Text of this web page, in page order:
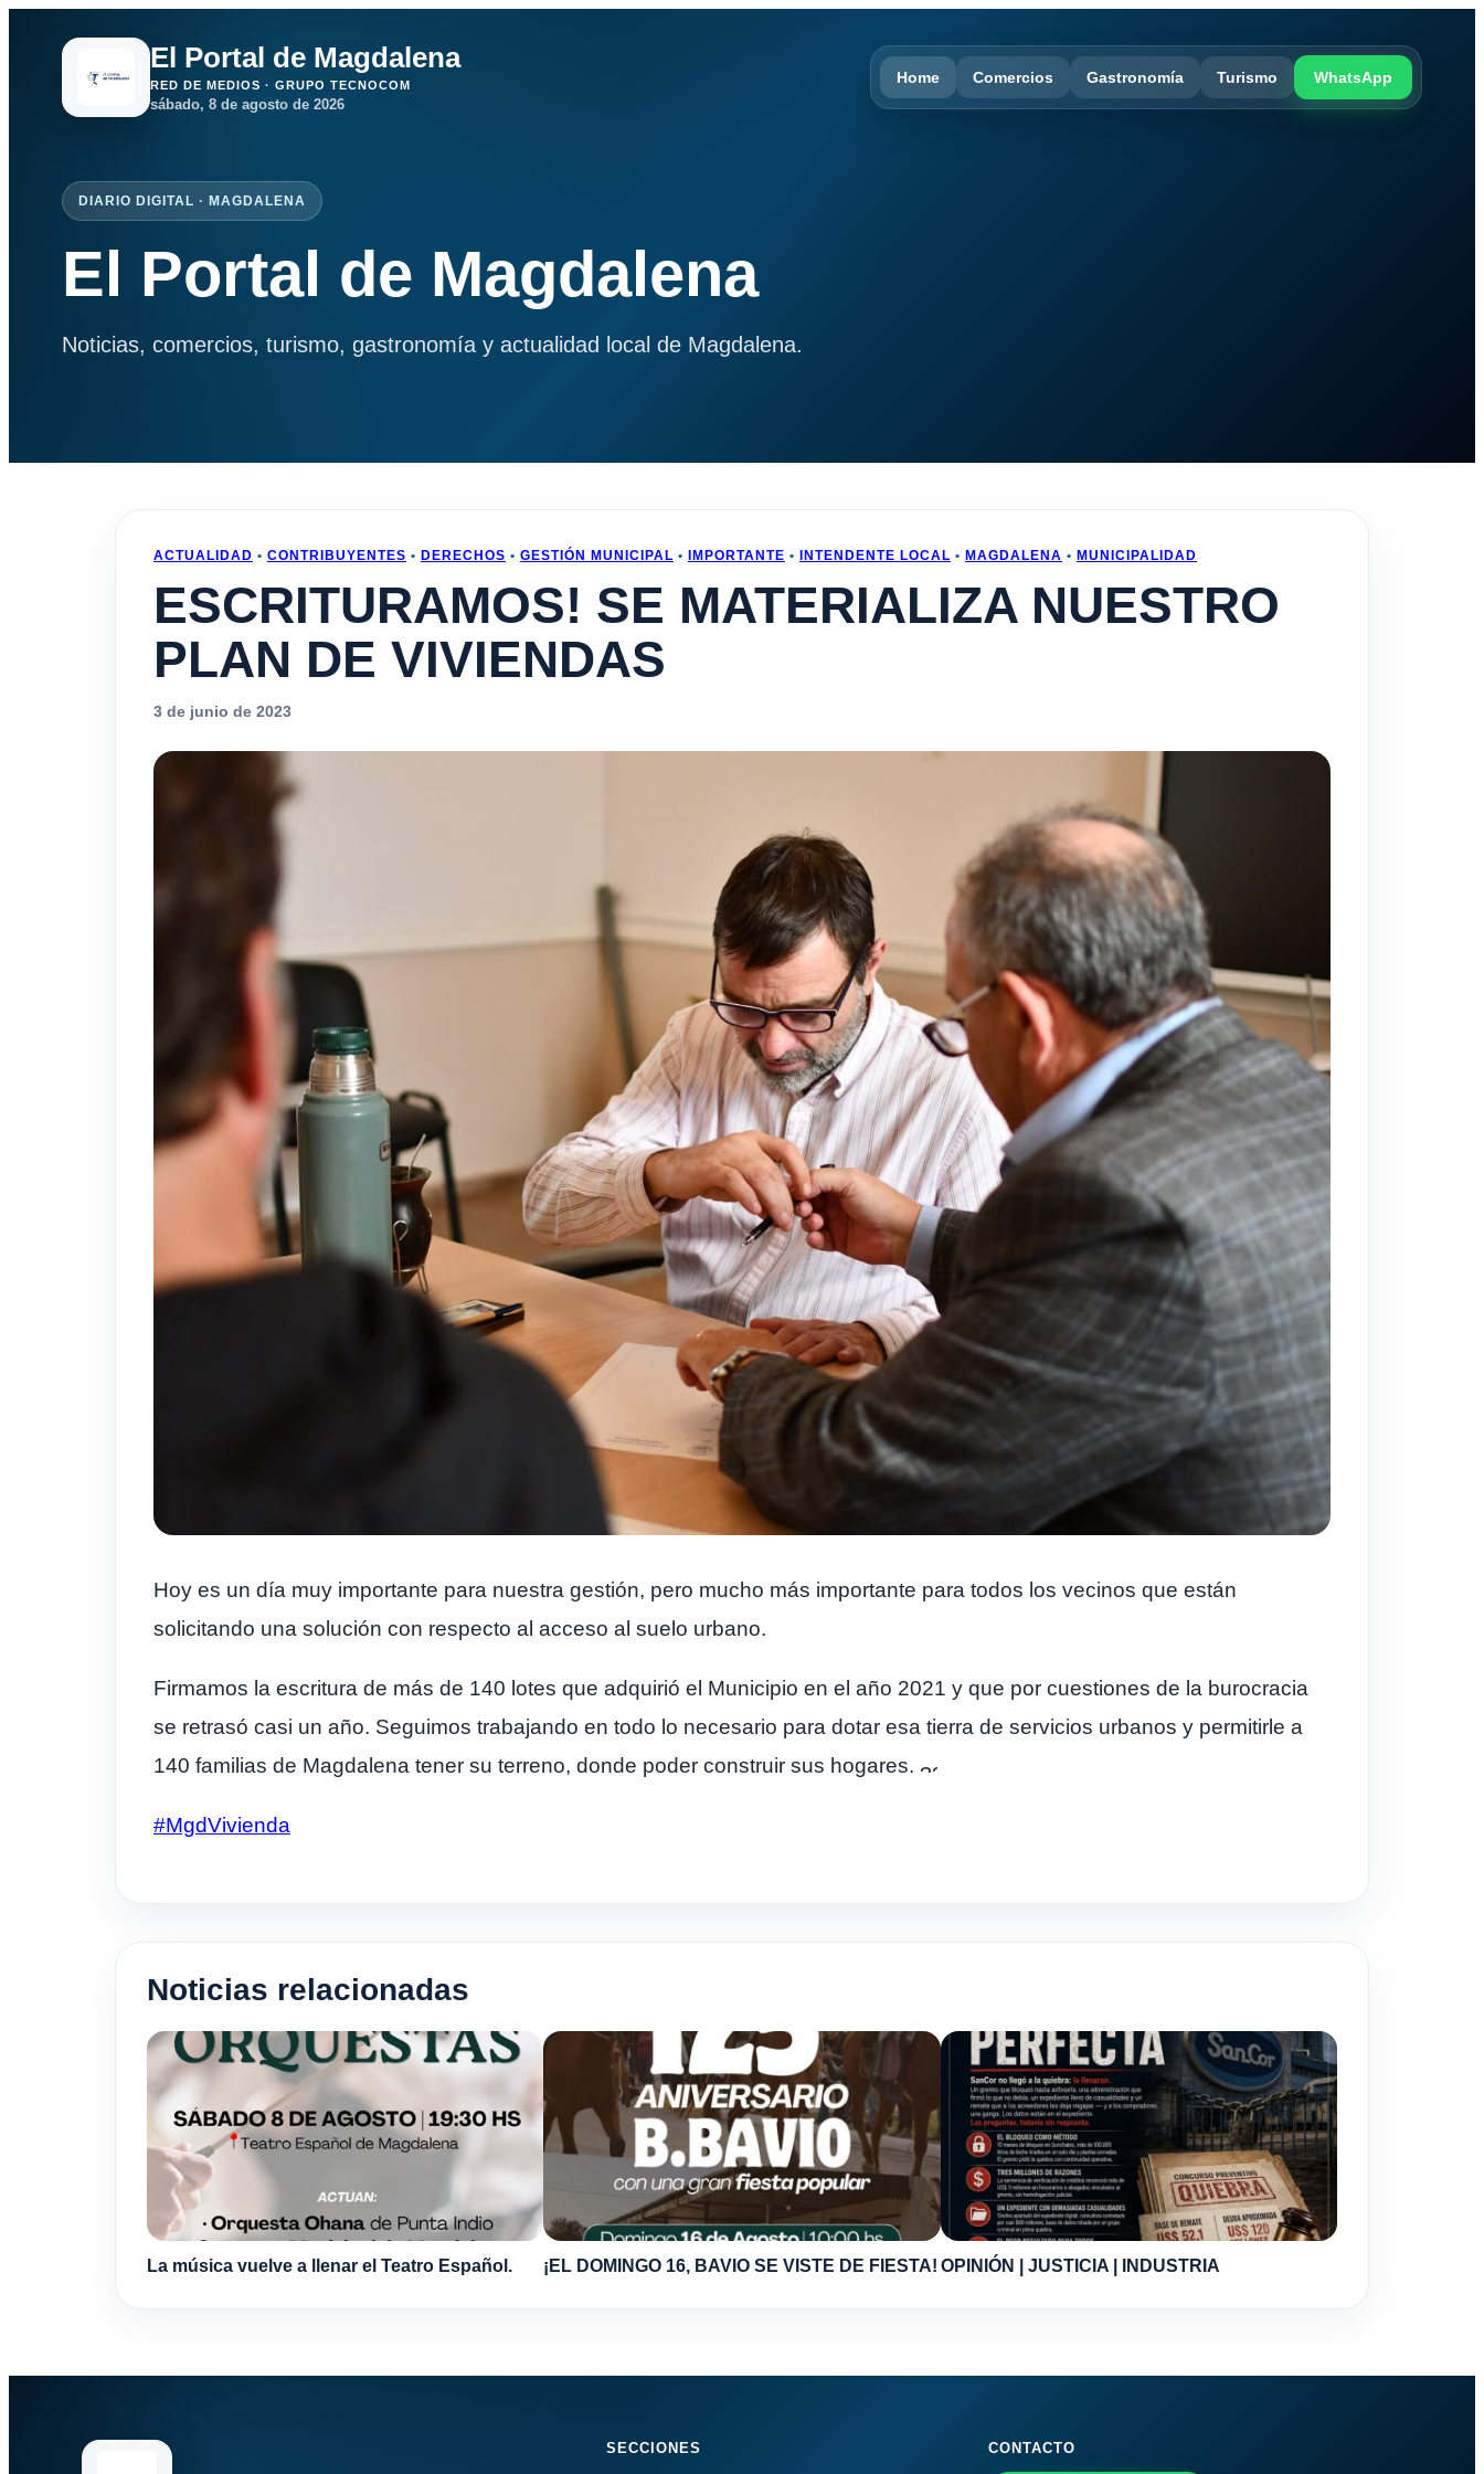
El Portal de Magdalena
RED DE MEDIOS · GRUPO TECNOCOM
sábado, 8 de agosto de 2026
Home Comercios Gastronomía Turismo WhatsApp
DIARIO DIGITAL · MAGDALENA
El Portal de Magdalena
Noticias, comercios, turismo, gastronomía y actualidad local de Magdalena.
ACTUALIDAD • CONTRIBUYENTES • DERECHOS • GESTIÓN MUNICIPAL • IMPORTANTE • INTENDENTE LOCAL • MAGDALENA • MUNICIPALIDAD
ESCRITURAMOS! SE MATERIALIZA NUESTRO
PLAN DE VIVIENDAS
3 de junio de 2023
Hoy es un día muy importante para nuestra gestión, pero mucho más importante para todos los vecinos que están
solicitando una solución con respecto al acceso al suelo urbano.
Firmamos la escritura de más de 140 lotes que adquirió el Municipio en el año 2021 y que por cuestiones de la burocracia
se retrasó casi un año. Seguimos trabajando en todo lo necesario para dotar esa tierra de servicios urbanos y permitirle a
140 familias de Magdalena tener su terreno, donde poder construir sus hogares.
#MgdVivienda
Noticias relacionadas
La música vuelve a llenar el Teatro Español. ¡EL DOMINGO 16, BAVIO SE VISTE DE FIESTA! OPINIÓN | JUSTICIA | INDUSTRIA
SECCIONES CONTACTO